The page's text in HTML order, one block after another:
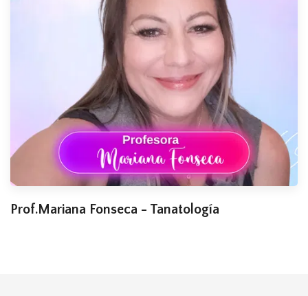
Prof.Mariana Fonseca - Tanatología